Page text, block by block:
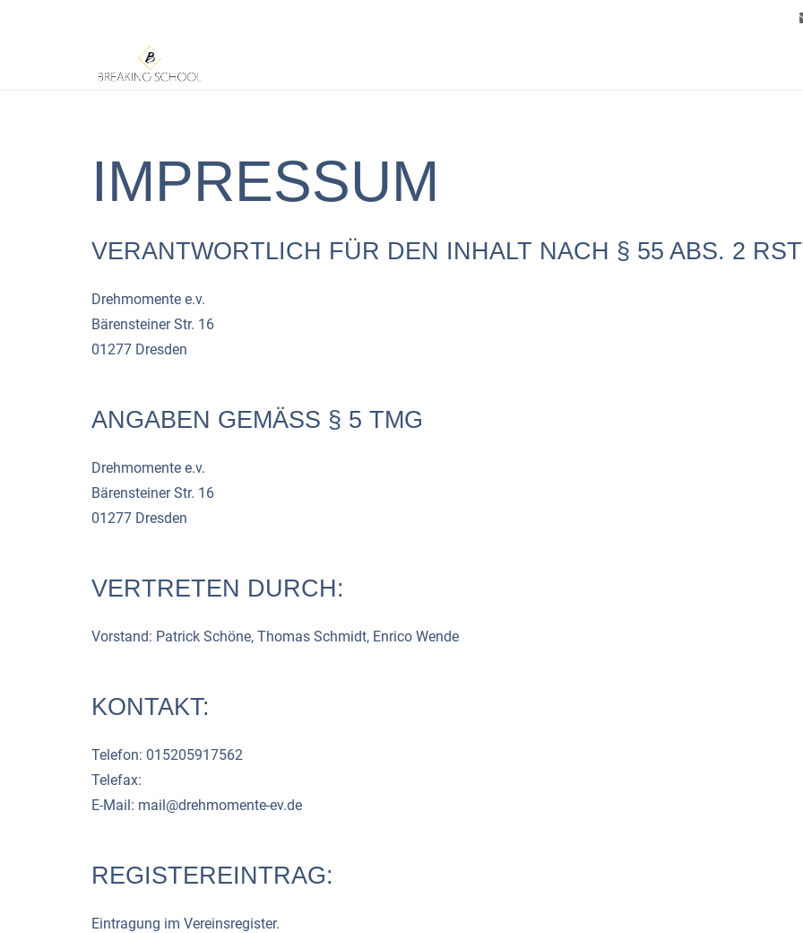
IMPRESSUM
VERANTWORTLICH FÜR DEN INHALT NACH § 55 ABS. 2
Drehmomente e.v.
Bärensteiner Str. 16
01277 Dresden
ANGABEN GEMÄSS § 5 TMG
Drehmomente e.v.
Bärensteiner Str. 16
01277 Dresden
VERTRETEN DURCH:
Vorstand: Patrick Schöne, Thomas Schmidt, Enrico Wende
KONTAKT:
Telefon: 015205917562
Telefax:
E-Mail: mail@drehmomente-ev.de
REGISTEREINTRAG:
Eintragung im Vereinsregister.